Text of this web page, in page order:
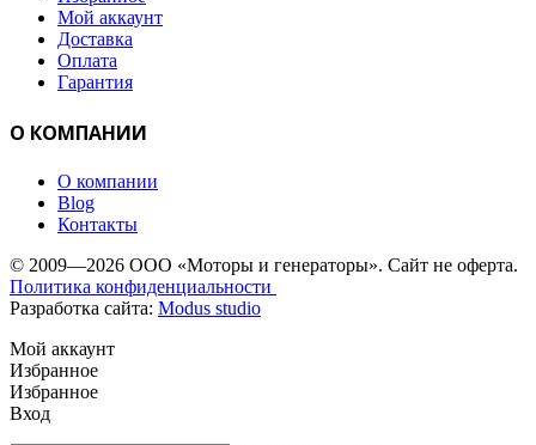
Мой аккаунт
Доставка
Оплата
Гарантия
О КОМПАНИИ
О компании
Blog
Контакты
© 2009—2026 ООО «Моторы и генераторы». Сайт не оферта.
Политика конфиденциальности
Разработка сайта: Modus studio
Мой аккаунт
Избранное
Избранное
Вход